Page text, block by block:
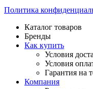
Политика
Каталог товаров
Бренды
Как купить
Условия
Условия
Гарантия на
Компания